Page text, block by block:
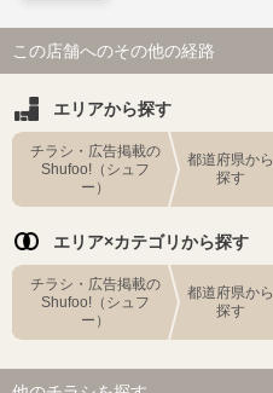
この店舗へのその他の経路
エリアから探す
チラシ・広告掲載の
Shufoo!（シュフ
ー）
都道府県から
探す
エリア×カテゴリから探す
チラシ・広告掲載の
Shufoo!（シュフ
ー）
都道府県から
探す